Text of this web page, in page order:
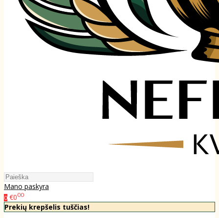
Mano paskyra
0 €000
Prekių krepšelis tuščias!